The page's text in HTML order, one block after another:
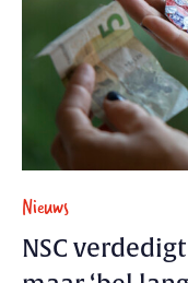
Nieuws
NSC